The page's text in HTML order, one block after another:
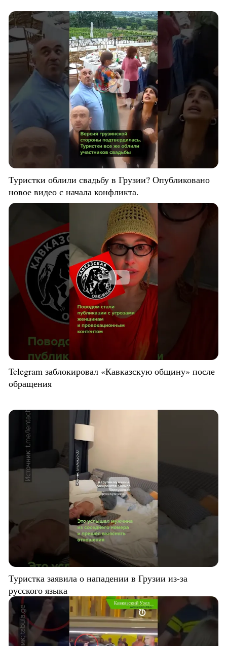
Туристки облили свадьбу в Грузии? Опубликовано
новое видео с начала конфликта.
Telegram заблокировал «Кавказскую общину» после
обращения
Туристка заявила о нападении в Грузии из-за
русского языка